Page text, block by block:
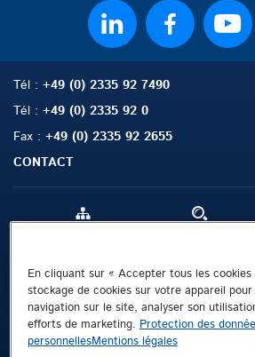
Tél : +49 (0) 2335 92 7490
Tél : +49 (0) 2335 92 0
Fax : +49 (0) 2335 92 2655
CONTACT
Mentions légales
Protection des données personnelles
CGL
En cliquant sur « Accepter tous les
stockage de cookies sur votre appareil
navigation sur le site, analyser son
efforts de marketing.Protection des
personnellesMentions légales